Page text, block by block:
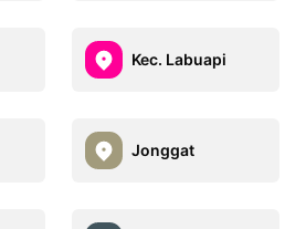
Kec. Labuapi
Jonggat